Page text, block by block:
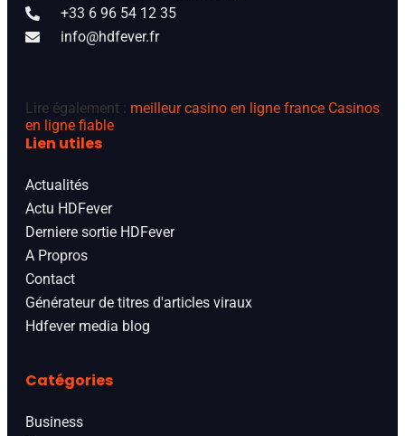
+33 6 96 54 12 35
info@hdfever.fr
Lire également : meilleur casino en ligne france Casinos
en ligne fiable
Lien utiles
Actualités
Actu HDFever
Derniere sortie HDFever
A Propros
Contact
Générateur de titres d'articles viraux
Hdfever media blog
Catégories
Business